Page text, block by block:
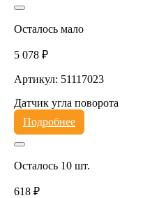
Осталось мало
5 078 ₽
Артикул: 51117023
Датчик угла поворота
Подробнее
Осталось 10 шт.
618 ₽